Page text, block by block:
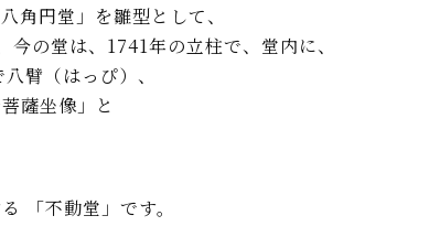
角円堂」を雛型として、
の堂は、1741年の立柱で、堂内に、
臂（はっぴ）、
薩坐像」と
「不動堂」です。